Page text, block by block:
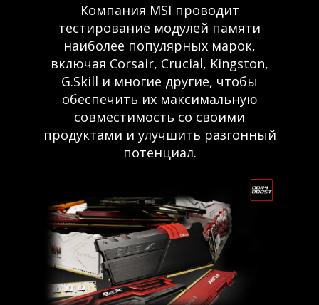
Компания MSI проводит
тестирование модулей памяти
наиболее популярных марок,
включая Corsair, Crucial, Kingston,
G.Skill и многие другие, чтобы
обеспечить их максимальную
совместимость со своими
продуктами и улучшить разгонный
потенциал.